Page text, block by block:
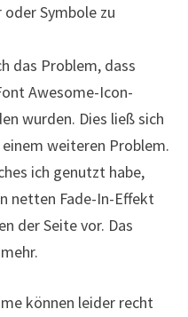
Symbole zu
das Problem, dass
Awesome-Icon-
wurden. Dies ließ sich
weiteren Problem.
ich genutzt habe,
netten Fade-In-Effekt
der Seite vor. Das
können leider recht